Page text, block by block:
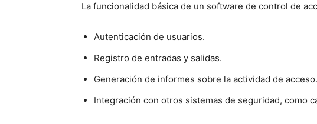
La funcionalidad básica de un software de control de
Autenticación de usuarios.
Registro de entradas y salidas.
Generación de informes sobre la actividad de acceso.
Integración con otros sistemas de seguridad, como